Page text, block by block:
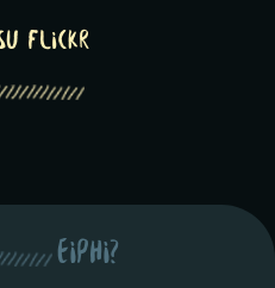
Flickr
eiphi?